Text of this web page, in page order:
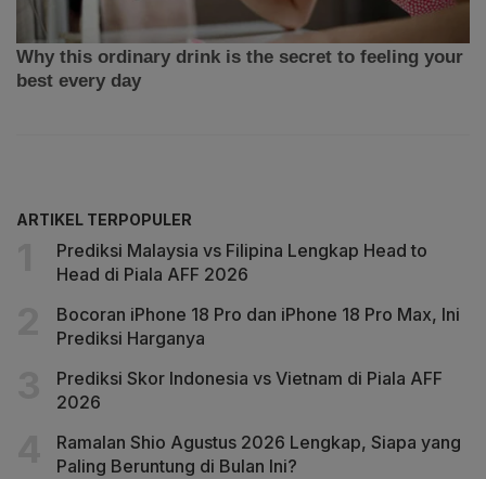
ARTIKEL TERPOPULER
Prediksi Malaysia vs Filipina Lengkap Head to
Head di Piala AFF 2026
Bocoran iPhone 18 Pro dan iPhone 18 Pro Max, Ini
Prediksi Harganya
Prediksi Skor Indonesia vs Vietnam di Piala AFF
2026
Ramalan Shio Agustus 2026 Lengkap, Siapa yang
Paling Beruntung di Bulan Ini?